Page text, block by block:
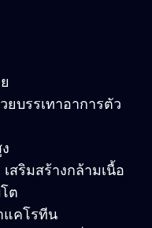
บรรเทาอาการตัว
สริมสร้างกล้ามเนื้อ
ต
แคโรทีน